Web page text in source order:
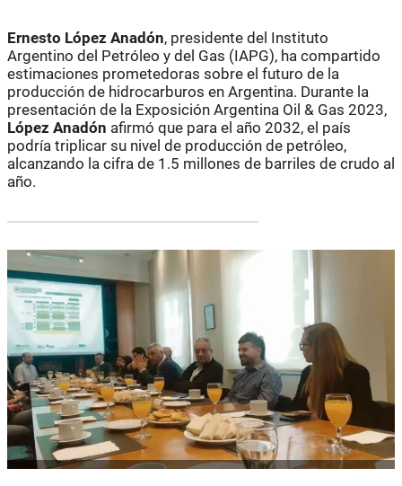
Ernesto López Anadón, presidente del Instituto
Argentino del Petróleo y del Gas (IAPG), ha compartido
estimaciones prometedoras sobre el futuro de la
producción de hidrocarburos en Argentina. Durante la
presentación de la Exposición Argentina Oil & Gas 2023,
López Anadón afirmó que para el año 2032, el país
podría triplicar su nivel de producción de petróleo,
alcanzando la cifra de 1.5 millones de barriles de crudo al
año.